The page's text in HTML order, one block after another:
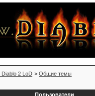
2 LoD > Общие темы
Пользователи